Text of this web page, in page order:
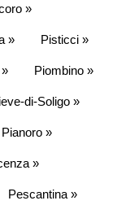
»
» Pisticci »
Piombino »
di-Soligo »
Pianoro »
»
Pescantina »